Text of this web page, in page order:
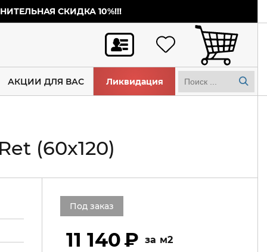
СКИДКА 10%!!!
АКЦИИ ДЛЯ ВАС Ликвидация
(60x120)
Под заказ
11 140 м2